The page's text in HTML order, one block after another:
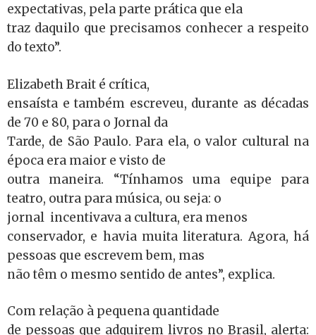
expectativas, pela parte prática que ela
traz daquilo que precisamos conhecer a respeito
do texto”.
Elizabeth Brait é crítica,
ensaísta e também escreveu, durante as décadas
de 70 e 80, para o Jornal da
Tarde, de São Paulo. Para ela, o valor cultural na
época era maior e visto de
outra maneira. “Tínhamos uma equipe para
teatro, outra para música, ou seja: o
jornal incentivava a cultura, era menos
conservador, e havia muita literatura. Agora, há
pessoas que escrevem bem, mas
não têm o mesmo sentido de antes”, explica.
Com relação à pequena quantidade
de pessoas que adquirem livros no Brasil, alerta: